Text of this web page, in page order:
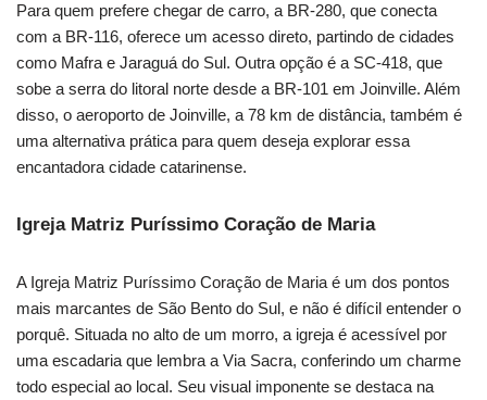
Para quem prefere chegar de carro, a BR-280, que conecta
com a BR-116, oferece um acesso direto, partindo de cidades
como Mafra e Jaraguá do Sul. Outra opção é a SC-418, que
sobe a serra do litoral norte desde a BR-101 em Joinville. Além
disso, o aeroporto de Joinville, a 78 km de distância, também é
uma alternativa prática para quem deseja explorar essa
encantadora cidade catarinense.
Igreja Matriz Puríssimo Coração de Maria
A Igreja Matriz Puríssimo Coração de Maria é um dos pontos
mais marcantes de São Bento do Sul, e não é difícil entender o
porquê. Situada no alto de um morro, a igreja é acessível por
uma escadaria que lembra a Via Sacra, conferindo um charme
todo especial ao local. Seu visual imponente se destaca na